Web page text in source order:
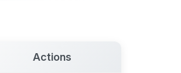
Actions